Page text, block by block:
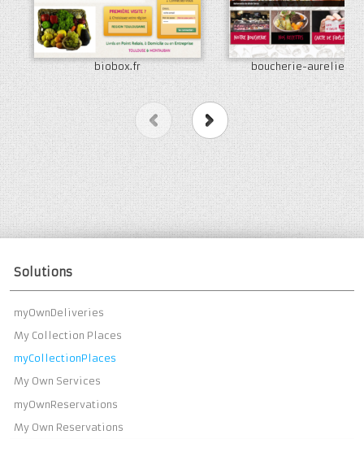
biobox.fr boucherie-
Previous Next
Solutions
myOwnDeliveries
My Collection Places
myCollectionPlaces
My Own Services
myOwnReservations
My Own Reservations